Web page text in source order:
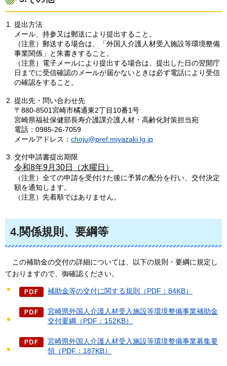
提出方法
メール、持参又は郵送により提出すること。
（注意）郵送する場合は、「外国人介護人材受入施設等環境整備
事業関係」と朱書きすること。
（注意）電子メールにより提出する場合は、提出した日の翌開庁
日までに受信確認のメールが届かないときは必ず電話により受信
の確認をすること。
提出先・問い合わせ先
〒880-8501宮崎市橘通東2丁目10番1号
宮崎県福祉保健部長寿介護課介護人材・高齢化対策担当宛
電話：0985-26-7059
メールアドレス： choju@pref.miyazaki.lg.jp
交付申請書提出期限
令和8年9月30日（水曜日）
（注意）全ての申請を受付けた後に予算の配分を行い、交付決定
額を通知します。
（注意）先着順ではありません。
4.関係規則、要綱等
この補助金の交付の詳細については、以下の規則・要綱に規定し
ておりますので、御確認ください。
補助金等の交付に関する規則（PDF：84KB）
宮崎県外国人介護人材受入施設等環境整備事業補助金
交付要綱（PDF：152KB）
宮崎県外国人介護人材受入施設等環境整備事業募集要
領（PDF：187KB）